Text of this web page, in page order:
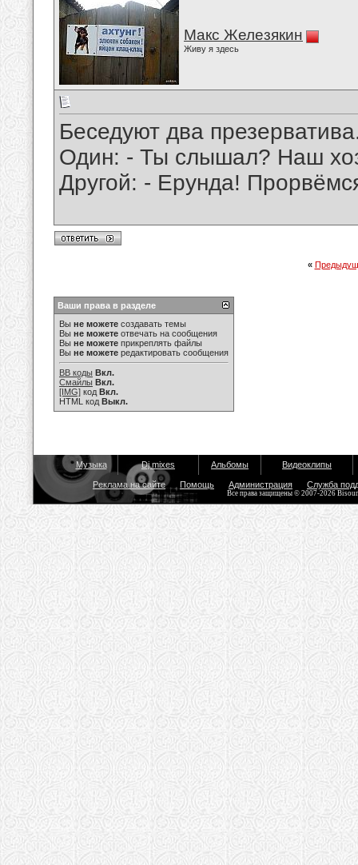
Макс Железякин
Живу я здесь
Беседуют два
Один: - Ты слышал? Наш
Другой: - Ерунда!
«
Ваши права в разделе
Вы не можете создавать темы
Вы не можете отвечать на сообщения
Вы не можете прикреплять файлы
Вы не можете редактировать сообщения
BB коды Вкл.
Смайлы Вкл.
[IMG] код Вкл.
HTML код Выкл.
Музыка Dj mixes Альбомы Видеоклипы
Реклама на сайте Помощь Администрация Служба
Все права защищены © 2007-2026